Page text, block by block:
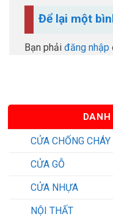
Để lại một
Bạn phải đăng nhập
CỬA CHỐNG CHÁY
CỬA GỖ
CỬA NHỰA
NỘI THẤT